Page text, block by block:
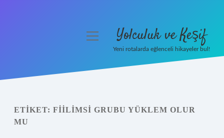
Yasal Uyarı
menüyü Yolculuk ve Keşif
Yeni rotalarda eğlenceli hikayeler bul!
ETIKET: FIILIMSI GRUBU YÜKLEM OLUR
MU